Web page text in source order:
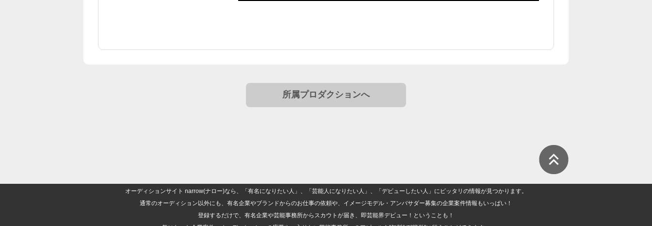
所属プロダクションへ
オーディションサイト narrow(ナロー)なら、「有名になりたい人」、「芸能人になりたい人」、「デビューしたい人」にピッタリの情報が見つかります。
通常のオーディション以外にも、有名企業やブランドからのお仕事の依頼や、イメージモデル・アンバサダー募集の企業案件情報もいっぱい！
登録するだけで、有名企業や芸能事務所からスカウトが届き、即芸能界デビュー！ということも！